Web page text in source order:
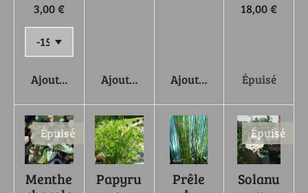
3,00 €
Ajouter au panierAjouter au panierAjouter au panier
18,00 €
Épuisé
Épuisé
Menthe
Papyru
Prêle
Épuisé
Solanu